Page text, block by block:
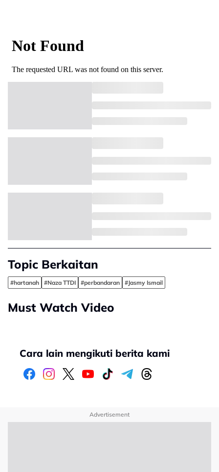
Topic Berkaitan
#hartanah #Naza TTDI #perbandaran #Jasmy Ismail
Must Watch Video
Cara lain mengikuti berita kami
Advertisement